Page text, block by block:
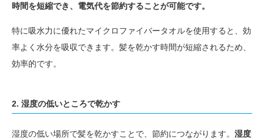
時間を短縮でき、電気代を節約することが可能です。
特に吸水力に優れたマイクロファイバータオルを使用すると、効
率よく水分を吸収できます。髪を乾かす時間が短縮されるため、
効率的です。
2. 湿度の低いところで乾かす
湿度の低い場所で髪を乾かすことで、節約につながります。 湿度